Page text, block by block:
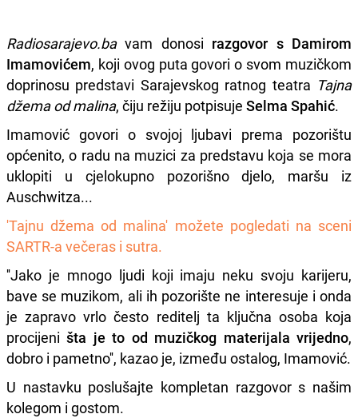
Radiosarajevo.bavam donosi razgovor s Damirom
Imamovićem, koji ovog puta govori o svom muzičkom
doprinosu predstavi Sarajevskog ratnog teatra Tajna
džema od malina, čiju režiju potpisuje Selma Spahić.
Imamović govori o svojoj ljubavi prema pozorištu
općenito, o radu na muzici za predstavu koja se mora
uklopiti u cjelokupno pozorišno djelo, maršu iz
Auschwitza...
'Tajnu džema od malina' možete pogledati na sceni
SARTR-a večeras i sutra.
''Jako je mnogo ljudi koji imaju neku svoju karijeru,
bave se muzikom, ali ih pozorište ne interesuje i onda
je zapravo vrlo često reditelj ta ključna osoba koja
procijeništa je to od muzičkog materijala vrijedno,
dobro i pametno'', kazao je, između ostalog, Imamović.
U nastavku poslušajte kompletan razgovor s našim
kolegom i gostom.